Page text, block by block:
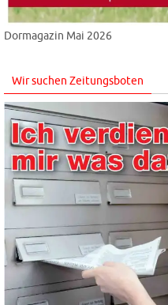
Dormagazin Mai 2026
Wir suchen Zeitungsboten